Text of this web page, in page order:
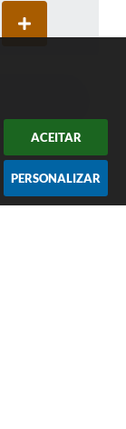
ACEITAR
PERSONALIZAR